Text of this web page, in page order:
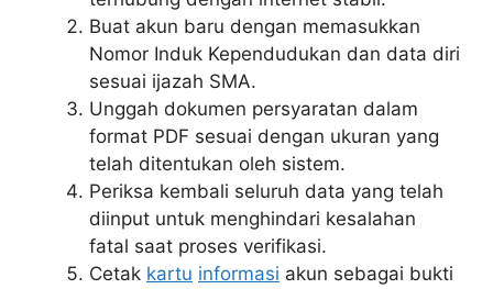
Buat akun baru dengan memasukkan
Nomor Induk Kependudukan dan data diri
sesuai ijazah SMA.
Unggah dokumen persyaratan dalam
format PDF sesuai dengan ukuran yang
telah ditentukan oleh sistem.
Periksa kembali seluruh data yang telah
diinput untuk menghindari kesalahan
fatal saat proses verifikasi.
Cetak kartu informasi akun sebagai bukti